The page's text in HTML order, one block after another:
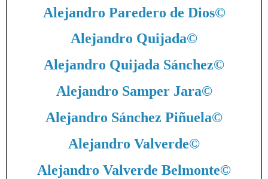
Alejandro Paredero de Dios©
Alejandro Quijada©
Alejandro Quijada Sánchez©
Alejandro Samper Jara©
Alejandro Sánchez Piñuela©
Alejandro Valverde©
Alejandro Valverde Belmonte©